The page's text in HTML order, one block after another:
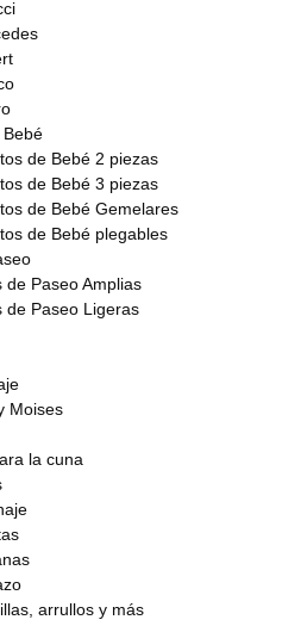
de Bebé 2 piezas
de Bebé 3 piezas
de Bebé Gemelares
de Bebé plegables
de Paseo Amplias
de Paseo Ligeras
Moises
la cuna
arrullos y más